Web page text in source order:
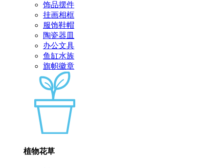
饰品摆件
挂画相框
服饰鞋帽
陶瓷器皿
办公文具
鱼缸水族
旗帜徽章
植物花草